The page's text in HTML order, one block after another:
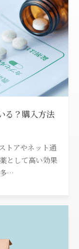
る？購入方法
トアやネット通
として高い効果
…